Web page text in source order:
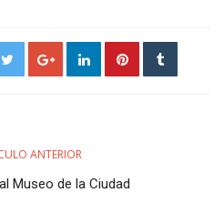
ANTERIOR
Museo de la Ciudad